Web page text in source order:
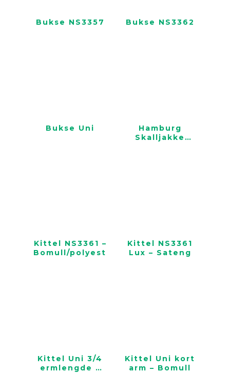
Bukse NS3357 Bukse NS3362
Bukse Uni
Hamburg
Skalljakke
Kittel NS3361 –
Bomull/polyester
Kittel NS3361
Lux – Sateng
Kittel Uni 3/4
ermlengde –
Kittel Uni kort
arm – Bomull